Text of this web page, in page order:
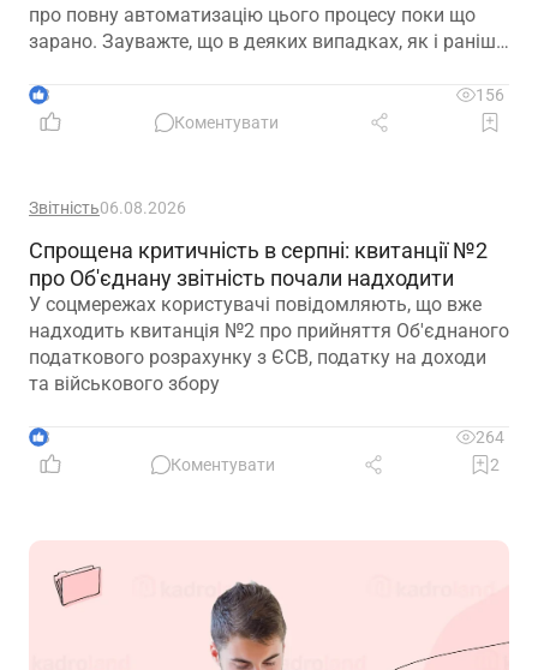
про повну автоматизацію цього процесу поки що
зарано. Зауважте, що в деяких випадках, як і раніше,
підтвердження стажу і призначення пенсії
3
156
Коментувати
Звітність06.08.2026
Спрощена критичність в серпні: квитанції №2
про Об'єднану звітність почали надходити
У соцмережах користувачі повідомляють, що вже
надходить квитанція №2 про прийняття Об'єднаного
податкового розрахунку з ЄСВ, податку на доходи
та військового збору
3
264
Коментувати
2